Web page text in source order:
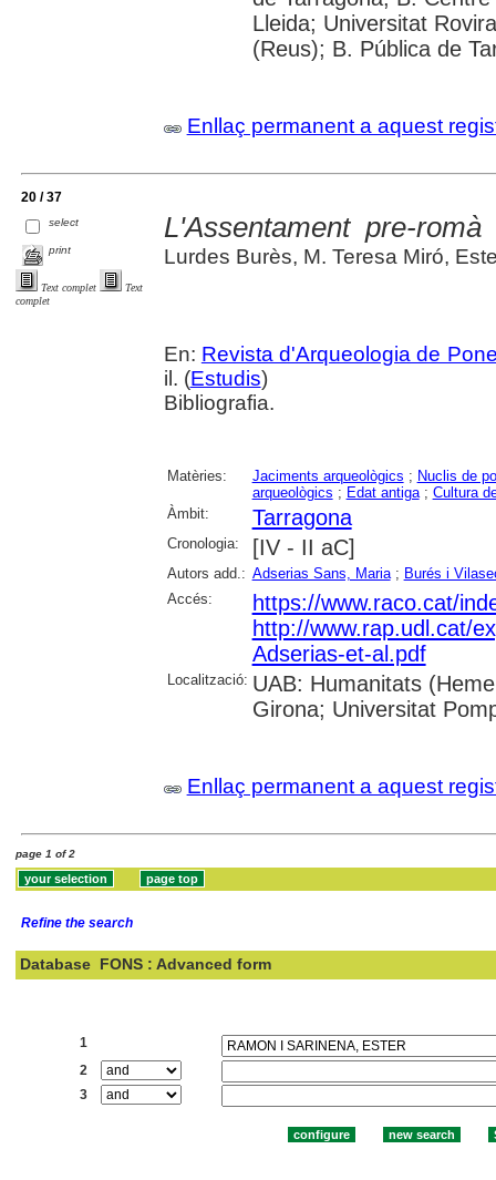
Lleida; Universitat
(Reus); B. Pública de
Enllaç permanent a aquest
20 / 37
select
print
Text complet
Text
complet
L'Assentament pre-
Lurdes Burès, M. Teresa Miró,
En: Revista d'Arqueologia de
il. (Estudis)
Bibliografia.
Matèries: Jaciments arqueològics ; Nuclis de
arqueològics ; Edat antiga; Cultura
Àmbit:
Tarragona
Cronologia: [IV - II aC]
Autors add.: Adserias Sans, Maria; Burés i
Accés:
https://www.raco.cat/
http://www.rap.udl.cat/
Adserias-et-al.pdf
Localització: UAB: Humanitats
Girona; Universitat
Enllaç permanent a aquest
page 1 of 2
Refine the search
Database FONS : Advanced form
1
2
3